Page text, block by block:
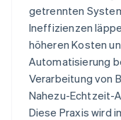
getrennten
Ineffizienzen
höheren Kosten
Automatisierung
Verarbeitung von
Nahezu-Echtzeit-
Diese Praxis wird